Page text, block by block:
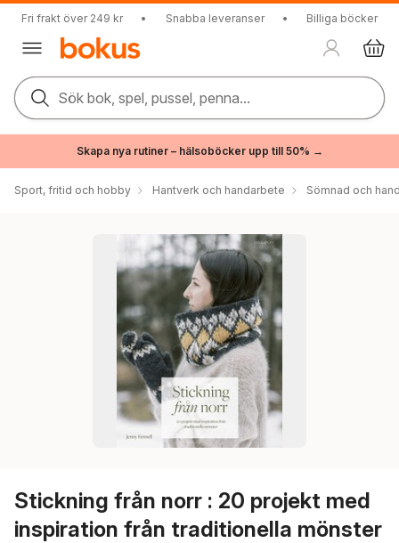
Fri frakt över 249 kr • Snabba leveranser • Billiga böcker
Sök bok, spel, pussel, penna...
Skapa nya rutiner – hälsoböcker upp till 50% →
Sport, fritid och hobby Hantverk och handarbete Sömnad och
Stickning från norr : 20 projekt med
inspiration från traditionella mönster